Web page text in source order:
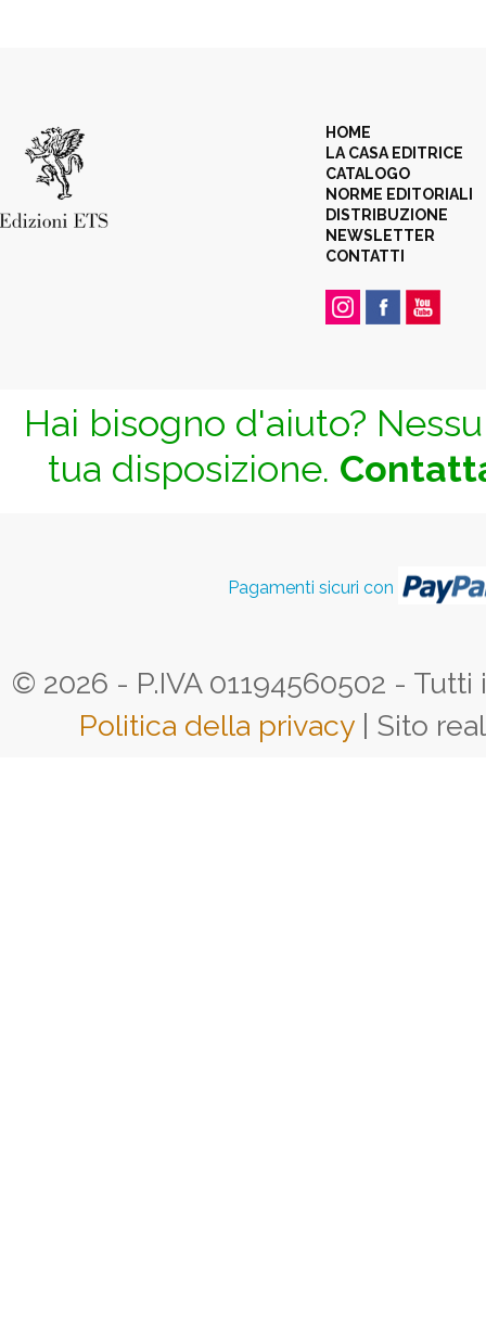
HOME
LA CASA EDITRICE
CATALOGO
NORME EDITORIALI
DISTRIBUZIONE
NEWSLETTER
CONTATTI
Hai bisogno d'aiuto?
tua disposizione.
Pagamenti sicuri con
© 2026 - P.IVA 01194560502 -
Politica della privacy | Sito